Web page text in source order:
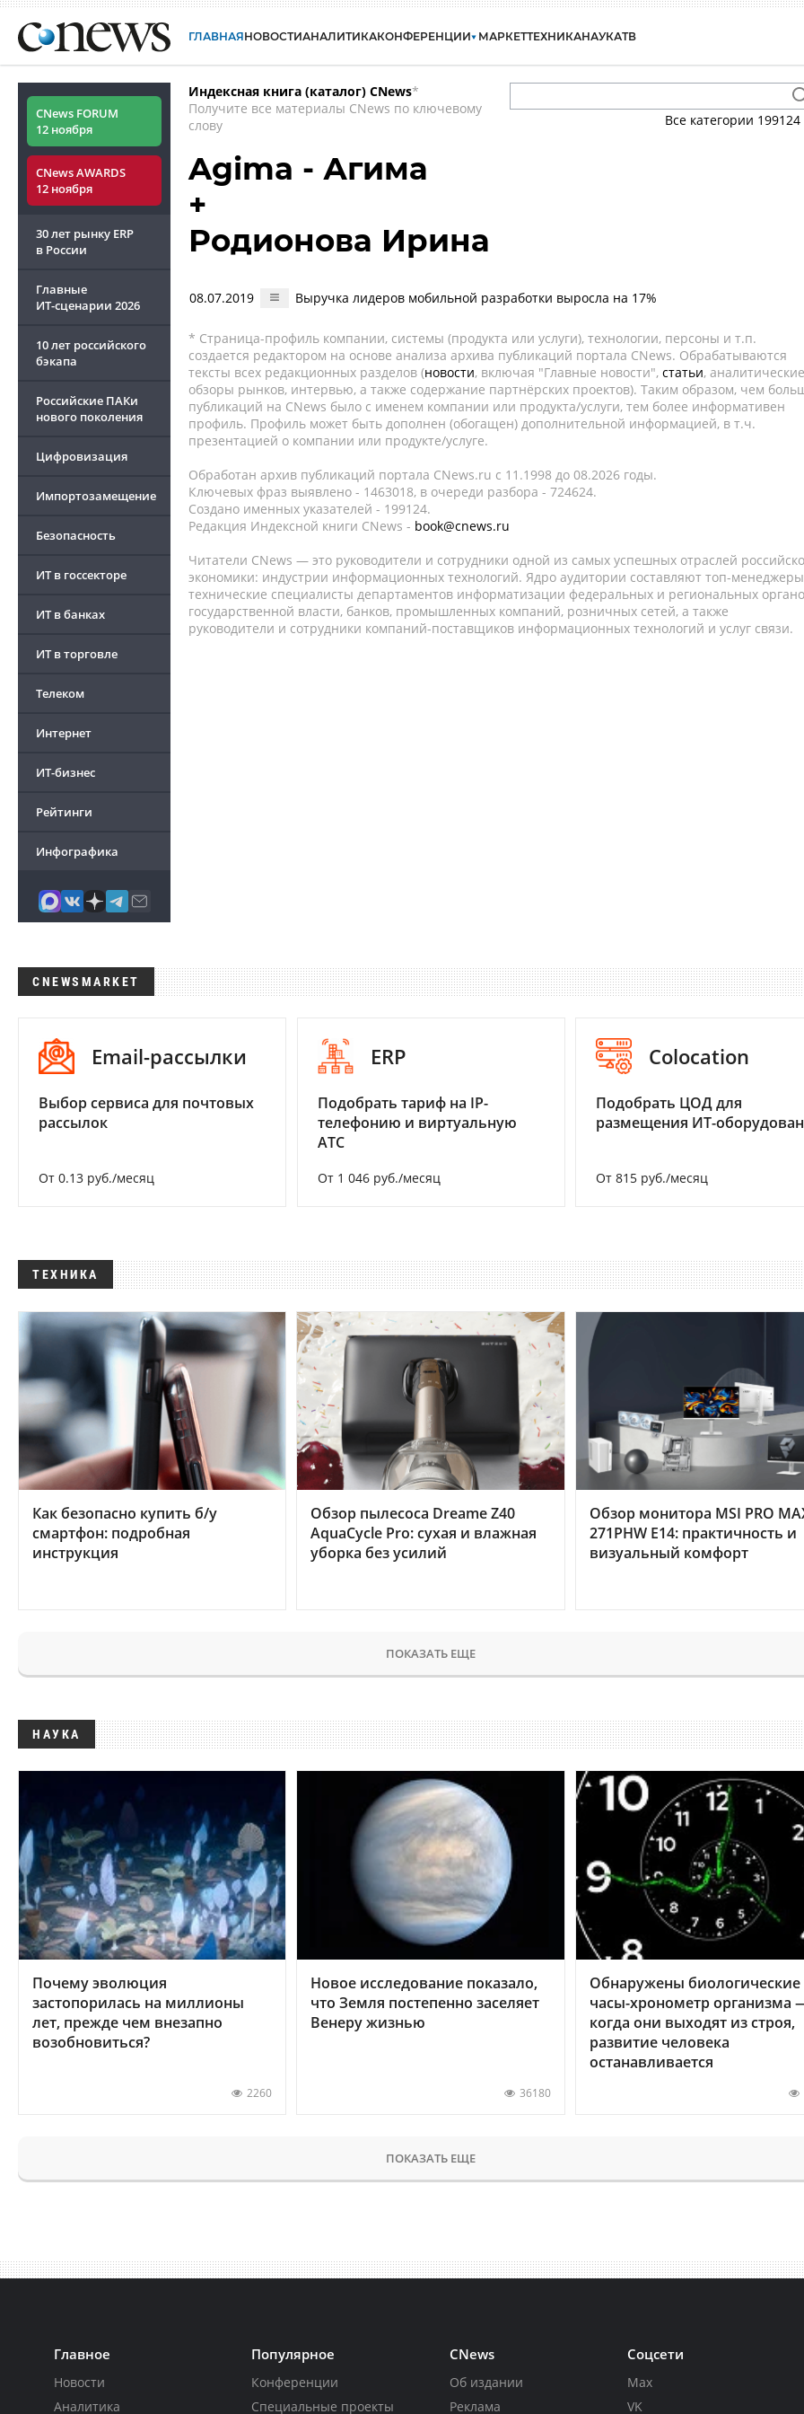
ГЛАВНАЯНОВОСТИАНАЛИТИКАКОНФЕРЕНЦИИ МАРКЕТТЕХНИКАНАУКАТВ
CNews FORUM
12 ноября
CNews AWARDS
12 ноября
30 лет рынку ERP
в России
Главные
ИТ-сценарии 2026
10 лет российского
бэкапа
Российские ПАКи
нового поколения
Цифровизация
Импортозамещение
Безопасность
ИТ в госсекторе
ИТ в банках
ИТ в торговле
Телеком
Интернет
ИТ-бизнес
Рейтинги
Инфографика
Индексная книга (каталог) CNews*
Получите все материалы CNews по ключевому
слову
Все категории 199124
Agima - Агима
+
Родионова Ирина
08.07.2019 Выручка лидеров мобильной разработки выросла на 17%
* Страница-профиль компании, системы (продукта или услуги), технологии, персоны и т.п.
создается редактором на основе анализа архива публикаций портала CNews. Обрабатываются
тексты всех редакционных разделов (новости, включая "Главные новости", статьи, аналитические
обзоры рынков, интервью, а также содержание партнёрских проектов). Таким образом, чем
публикаций на CNews было с именем компании или продукта/услуги, тем более информативен
профиль. Профиль может быть дополнен (обогащен) дополнительной информацией, в т.ч.
презентацией о компании или продукте/услуге.
Обработан архив публикаций портала CNews.ru c 11.1998 до 08.2026 годы.
Ключевых фраз выявлено - 1463018, в очереди разбора - 724624.
Создано именных указателей - 199124.
Редакция Индексной книги CNews - book@cnews.ru
Читатели CNews — это руководители и сотрудники одной из самых успешных отраслей
экономики: индустрии информационных технологий. Ядро аудитории составляют топ-
технические специалисты департаментов информатизации федеральных и региональных
государственной власти, банков, промышленных компаний, розничных сетей, а также
руководители и сотрудники компаний-поставщиков информационных технологий и услуг связи.
CNEWSMARKET
Email-рассылки
Выбор сервиса для почтовых
рассылок
От 0.13 руб./месяц
ERP
Подобрать тариф на IP-
телефонию и виртуальную
АТС
От 1 046 руб./месяц
Colocation
Подобрать ЦОД для
размещения ИТ-
От 815 руб./месяц
ТЕХНИКА
Как безопасно купить б/у
смартфон: подробная
инструкция
Обзор пылесоса Dreame Z40
AquaCycle Pro: сухая и влажная
уборка без усилий
Обзор монитора MSI PRO
271PHW E14: практичность и
визуальный комфорт
ПОКАЗАТЬ ЕЩЕ
НАУКА
Почему эволюция
застопорилась на миллионы
лет, прежде чем внезапно
возобновиться?
2260
Новое исследование показало,
что Земля постепенно заселяет
Венеру жизнью
36180
Обнаружены биологические
часы-хронометр организма
когда они выходят из строя,
развитие человека
останавливается
ПОКАЗАТЬ ЕЩЕ
Главное
Новости
Аналитика
Популярное
Конференции
Специальные проекты
CNews
Об издании
Реклама
Соцсети
Max
VK